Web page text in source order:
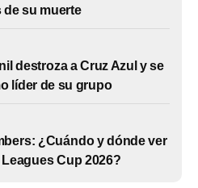
de su muerte
destroza a Cruz Azul y se
líder de su grupo
¿Cuándo y dónde ver
Cup 2026?